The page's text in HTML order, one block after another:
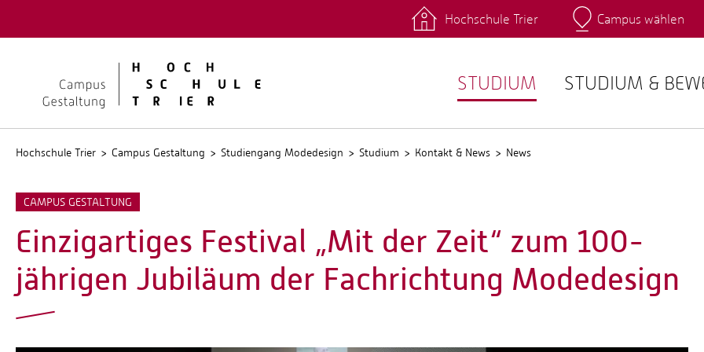
Kontakt Fachrichtungen Intranet
Hochschule Trier Campus wählen
STUDIUM STUDIUM &
Hochschule Trier Campus Gestaltung Studiengang Modedesign Studium Kontakt & News News
CAMPUS GESTALTUNG
Einzigartiges Festival „Mit der Zeit“ zum 100-
jährigen Jubiläum der Fachrichtung Modedesign